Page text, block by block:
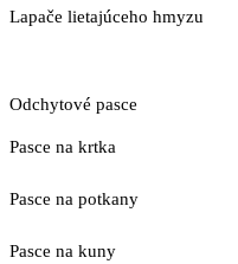
Lapače lietajúceho hmyzu
Odchytové pasce
Pasce na krtka
Pasce na potkany
Pasce na kuny